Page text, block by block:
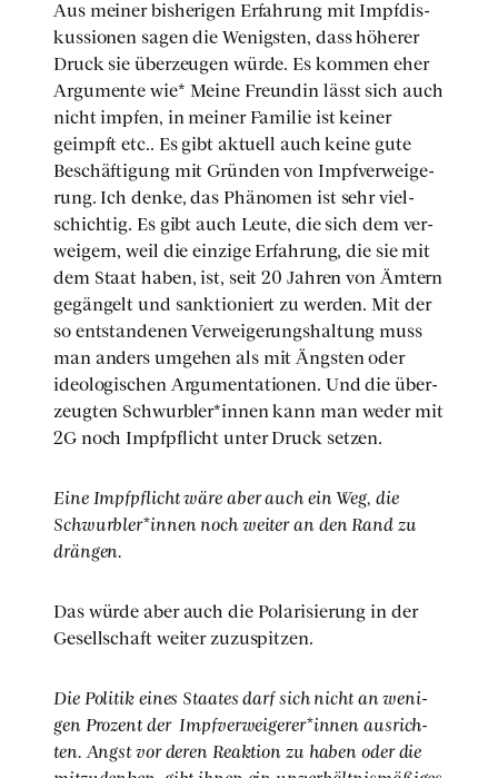
Aus mei­ner bis­he­ri­gen Erfah­rung mit Impf­dis­
kus­sio­nen sagen die Wenigs­ten, dass höhe­rer
Druck sie über­zeu­gen wür­de. Es kom­men eher
Argu­men­te wie* Mei­ne Freun­din lässt sich auch
nicht imp­fen, in mei­ner Fami­lie ist kei­ner
geimpft etc.. Es gibt aktu­ell auch kei­ne gute
Beschäf­ti­gung mit Grün­den von Impf­ver­wei­ge­
rung. Ich den­ke, das Phä­no­men ist sehr viel­
schich­tig. Es gibt auch Leu­te, die sich dem ver­
wei­gern, weil die ein­zi­ge Erfah­rung, die sie mit
dem Staat haben, ist, seit 20 Jah­ren von Ämtern
gegän­gelt und sank­tio­niert zu wer­den. Mit der
so ent­stan­de­nen Ver­wei­ge­rungs­hal­tung muss
man anders umge­hen als mit Ängs­ten oder
ideo­lo­gi­schen Argu­men­ta­tio­nen. Und die über­
zeug­ten Schwurbler*innen kann man weder mit
2G noch Impf­pflicht unter Druck set­zen.
Eine Impf­pflicht wäre aber auch ein Weg, die
Schwurbler*innen noch wei­ter an den Rand zu
drän­gen.
Das wür­de aber auch die Pola­ri­sie­rung in der
Gesell­schaft wei­ter zuzu­spit­zen.
Die Poli­tik eines Staa­tes darf sich nicht an weni­
gen Pro­zent der Impfverweigerer*innen aus­rich­
ten. Angst vor deren Reak­ti­on zu haben oder die